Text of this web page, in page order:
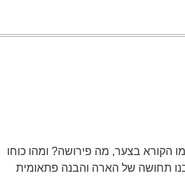
בצער, מה פירושה? ומהו כוחו
תחושה של הארה והבנה פתאומית